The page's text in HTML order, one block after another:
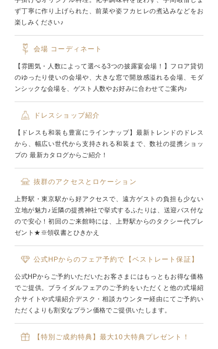
ず丁寧に作り上げられた、前菜や姿フカヒレの煮込みなどをお
楽しみください♪
会場 コーディネート
【雰囲気・人数によって選べる3つの披露宴会場！】フロア貸切
のゆったり使いの会場や、大きな窓で開放感溢れる会場、モダ
ンシックな会場を、ゲスト人数やお好みに合わせてご案内♪
ドレスショップ紹介
【ドレスも和装も豊富にラインナップ】最新トレンドのドレス
から、幅広い世代から支持される和装まで、数社の提携ショッ
プの 最新カタログからご紹介！
抜群のアクセスとロケーション
上野駅・東京駅から好アクセスで、遠方ゲストの負担も少ない
立地が魅力♪近隣の提携神社で挙式するふたりは、送迎バス付な
ので安心！初回のご来館時には、上野駅からのタクシー代プレ
ゼント★※領収書とひきかえ
公式HPからのフェア予約で【ベストレート保証】
公式HPからご予約いただいたお客さまにはもっともお得な価格
でご提供。ブライダルフェアのご予約をいただくと他の式場紹
介サイトや式場紹介デスク・相談カウンター経由にてご予約い
ただくよりも割安なプラン価格でご提供いたします。
【特別ご成約特典】最大10大特典プレゼント！